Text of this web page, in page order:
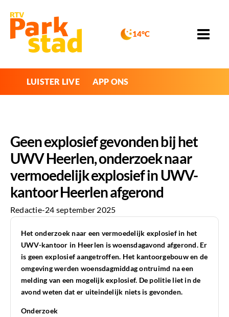
14°C
LUISTER LIVE APP ONS
Geen explosief gevonden bij het
UWV Heerlen, onderzoek naar
vermoedelijk explosief in UWV-
kantoor Heerlen afgerond
Redactie-24 september 2025
Het onderzoek naar een vermoedelijk explosief in het
UWV-kantoor in Heerlen is woensdagavond afgerond. Er
is geen explosief aangetroffen. Het kantoorgebouw en de
omgeving werden woensdagmiddag ontruimd na een
melding van een mogelijk explosief. De politie liet in de
avond weten dat er uiteindelijk niets is gevonden.
Onderzoek